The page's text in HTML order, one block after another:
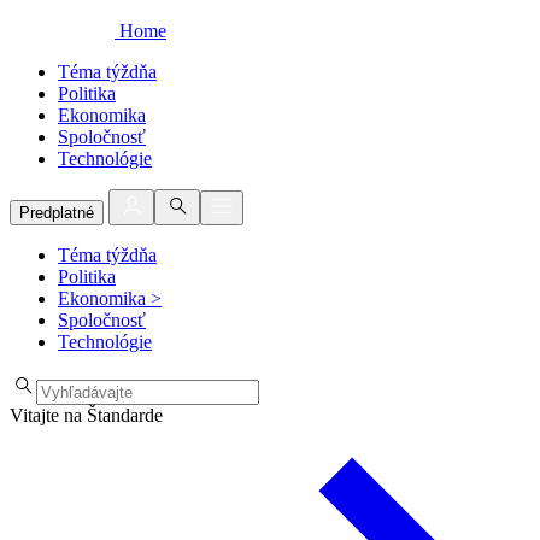
Home
Téma týždňa
Politika
Ekonomika
Spoločnosť
Technológie
Predplatné
Téma týždňa
Politika
Ekonomika >
Spoločnosť
Technológie
Vitajte na Štandarde